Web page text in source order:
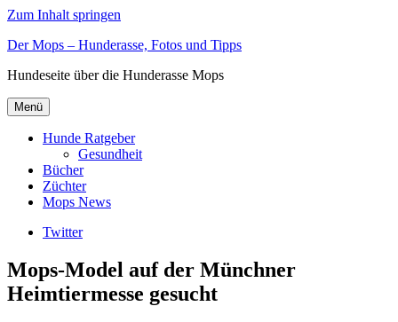
Zum Inhalt springen
Der Mops – Hunderasse, Fotos und Tipps
Hundeseite über die Hunderasse Mops
Menü
Hunde Ratgeber
Gesundheit
Bücher
Züchter
Mops News
Twitter
Mops-Model auf der Münchner
Heimtiermesse gesucht